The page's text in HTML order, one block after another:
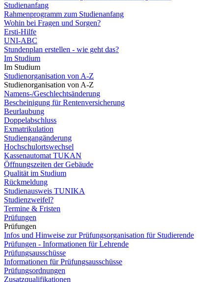
Studienanfang
Rahmenprogramm zum Studienanfang
Wohin bei Fragen und Sorgen?
Ersti-Hilfe
UNI-ABC
Stundenplan erstellen - wie geht das?
Im Studium
Im Studium
Studienorganisation von A-Z
Studienorganisation von A-Z
Namens-/Geschlechtsänderung
Bescheinigung für Rentenversicherung
Beurlaubung
Doppelabschluss
Exmatrikulation
Studiengangänderung
Hochschulortswechsel
Kassenautomat TUKAN
Öffnungszeiten der Gebäude
Qualität im Studium
Rückmeldung
Studienausweis TUNIKA
Studienzweifel?
Termine & Fristen
Prüfungen
Prüfungen
Infos und Hinweise zur Prüfungsorganisation für Studierende
Prüfungen - Informationen für Lehrende
Prüfungsausschüsse
Informationen für Prüfungsausschüsse
Prüfungsordnungen
Zusatzqualifikationen